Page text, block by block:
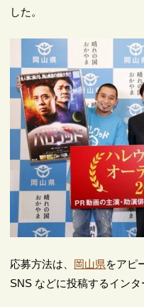
した。
応募方法は、 岡山県をアピ
SNS などに投稿するインタ